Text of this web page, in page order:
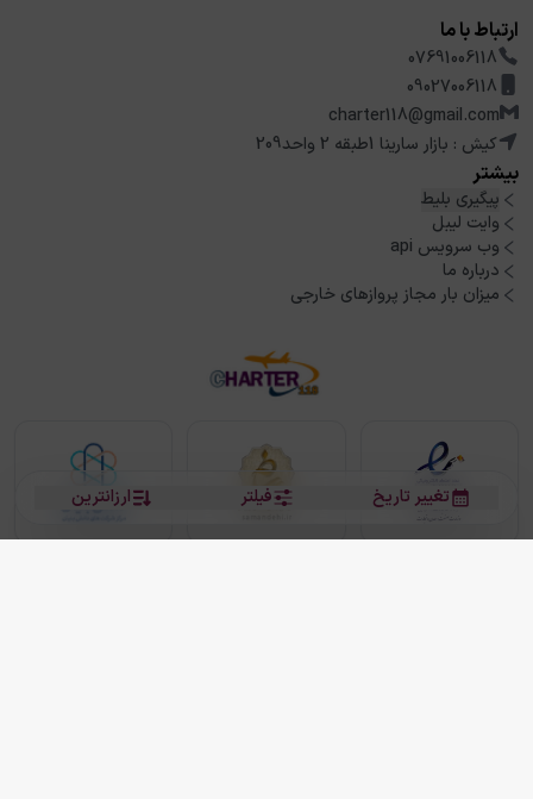
ارزانترین فیلتر تغییر تاریخ
ارتباط با ما
07691006118
09027006118
charter118@gmail.com
کیش : بازار سارینا 1طبقه 2 واحد209
بیشتر
پیگیری بلیط
وایت لیبل
وب سرویس api
درباره ما
میزان بار مجاز پروازهای خارجی